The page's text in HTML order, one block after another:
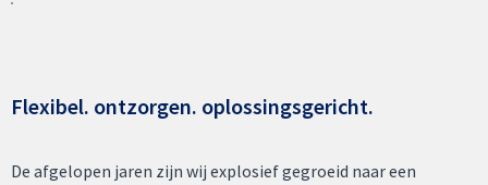
Flexibel. ontzorgen. oplossingsgericht.
De afgelopen jaren zijn wij explosief gegroeid naar een